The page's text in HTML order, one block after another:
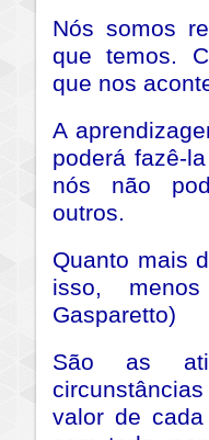
Nós somos
que temos.
que nos
A
poderá fazê-
nós não
outros.
Quanto mais
isso,
Gasparetto)
São as
valor de